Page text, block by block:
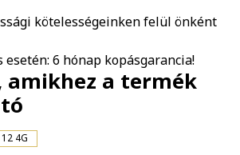
kötelességeinken felül önként
esetén: 6 hónap kopásgarancia!
amikhez a termék
4G